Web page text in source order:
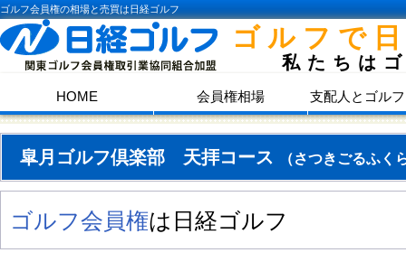
ゴルフ会員権の相場と売買は日経ゴルフ
ゴルフで
私たちは
HOME 会員権相場 支配人とゴル
皐月ゴルフ倶楽部 天拝コース （さつきごるふ
ゴルフ会員権は日経ゴルフ